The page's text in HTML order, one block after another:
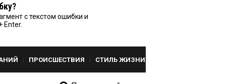
с текстом ошибки и
Enter.
ПРОИСШЕСТВИЯ СТИЛЬ ЖИЗНИ